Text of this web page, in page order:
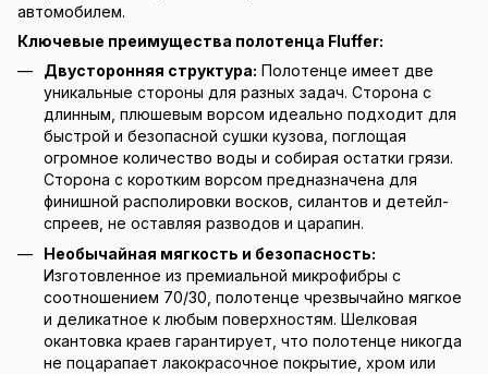
автомобилем.
Ключевые преимущества полотенца Fluffer:
Двусторонняя структура: Полотенце имеет две
уникальные стороны для разных задач. Сторона с
длинным, плюшевым ворсом идеально подходит для
быстрой и безопасной сушки кузова, поглощая
огромное количество воды и собирая остатки грязи.
Сторона с коротким ворсом предназначена для
финишной располировки восков, силантов и детейл-
спреев, не оставляя разводов и царапин.
Необычайная мягкость и безопасность:
Изготовленное из премиальной микрофибры с
соотношением 70/30, полотенце чрезвычайно мягкое
и деликатное к любым поверхностям. Шелковая
окантовка краев гарантирует, что полотенце никогда
не поцарапает лакокрасочное покрытие, хром или